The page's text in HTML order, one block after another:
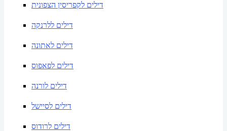
דילים לקפריסין הצפונית
דילים ללרנקה
דילים לאתונה
דילים לפאפוס
דילים לורנה
דילים לסיישל
דילים לרודוס